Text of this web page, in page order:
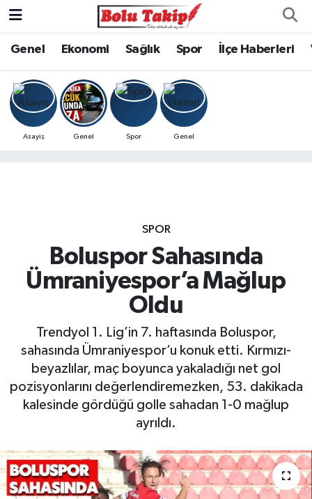
Genel Ekonomi Sağlık Spor İlçe Haberleri
Asayiş Genel Spor Genel
SPOR
Boluspor Sahasında
Ümraniyespor’a Mağlup
Oldu
Trendyol 1. Lig’in 7. haftasında Boluspor,
sahasında Ümraniyespor’u konuk etti. Kırmızı-
beyazlılar, maç boyunca yakaladığı net gol
pozisyonlarını değerlendiremezken, 53. dakikada
kalesinde gördüğü golle sahadan 1-0 mağlup
ayrıldı.